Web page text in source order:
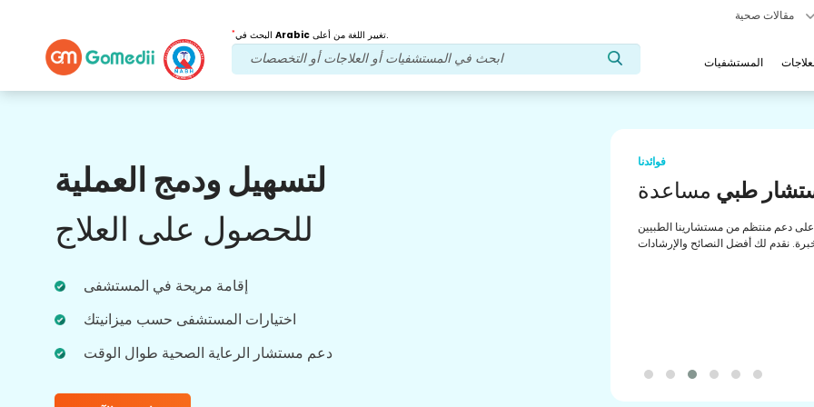
* Arabic تغيير اللغة من أعلى.
المستشفيات
لتسهيل ودمج العملية
للحصول على العلاج
إقامة مريحة في المستشفى
اختيارات المستشفى حسب ميزانيتك
دعم مستشار الرعاية الصحية طوال الوقت
بعد العلاجمتابعة الرعاية
احصل على دعم طبي ودعم للمرضى على مدار
الساعة طوال أيام الأسبوع مع فريقنا الذي يعالج
فوائدنا
طبي مساعدة
دعم منتظم من مستشارينا الطبيين